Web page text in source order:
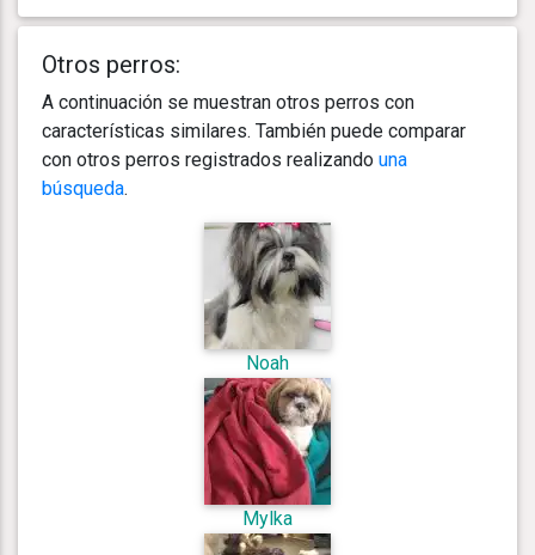
Otros perros:
A continuación se muestran otros perros con
características similares. También puede comparar
con otros perros registrados realizando una
búsqueda.
Noah
Mylka